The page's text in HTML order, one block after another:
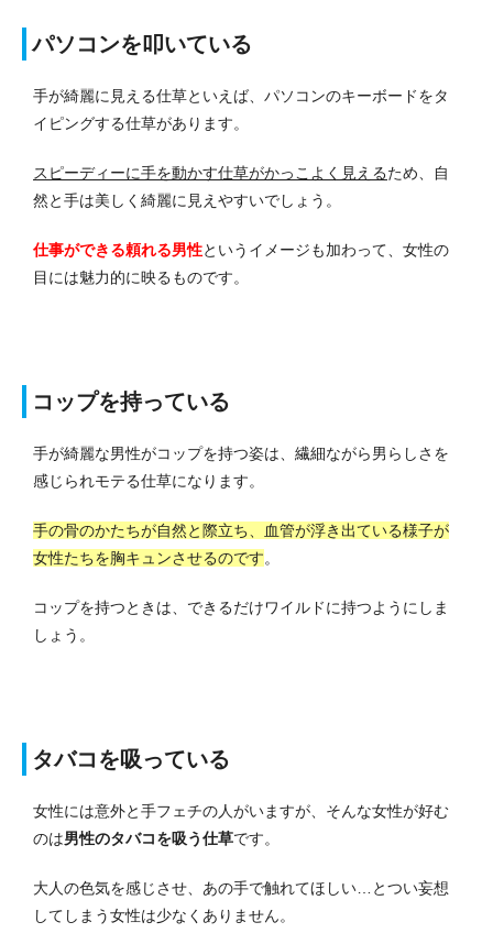
パソコンを叩いている
手が綺麗に見える仕草といえば、パソコンのキーボードをタ
イピングする仕草があります。
スピーディーに手を動かす仕草がかっこよく見えるため、自
然と手は美しく綺麗に見えやすいでしょう。
仕事ができる頼れる男性というイメージも加わって、女性の
目には魅力的に映るものです。
コップを持っている
手が綺麗な男性がコップを持つ姿は、繊細ながら男らしさを
感じられモテる仕草になります。
手の骨のかたちが自然と際立ち、血管が浮き出ている様子が
女性たちを胸キュンさせるのです。
コップを持つときは、できるだけワイルドに持つようにしま
しょう。
タバコを吸っている
女性には意外と手フェチの人がいますが、そんな女性が好む
のは男性のタバコを吸う仕草です。
大人の色気を感じさせ、あの手で触れてほしい…とつい妄想
してしまう女性は少なくありません。